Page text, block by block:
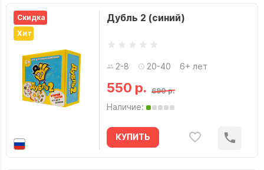
Скидка
Хит
Дубль 2 (синий)
2-8 20-40 6+ лет
550 р. 690 р.
Наличие:
КУПИТЬ